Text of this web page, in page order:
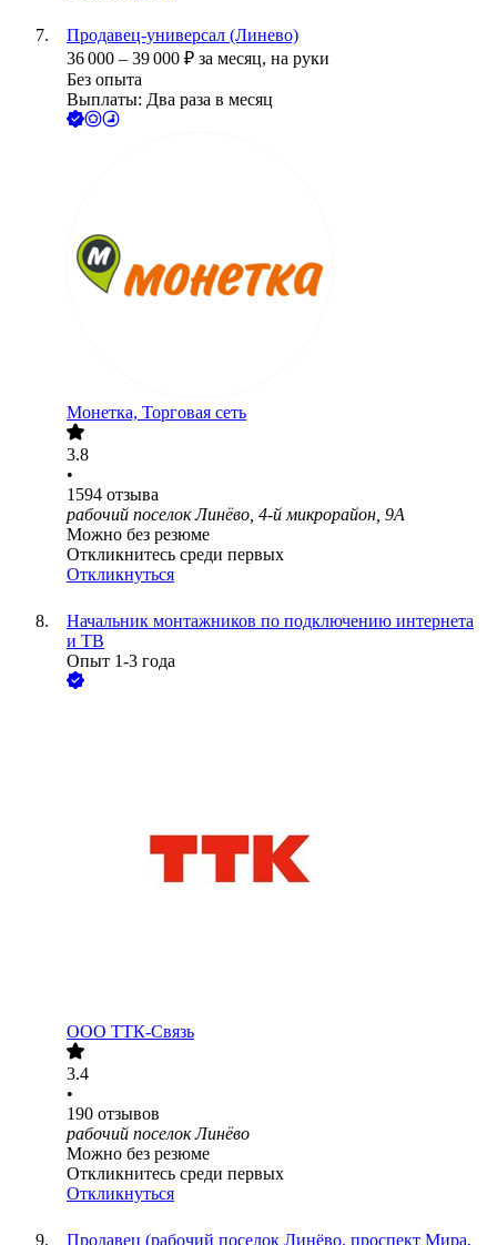
Продавец-универсал (Линево)
36 000 – 39 000 ₽ за месяц, на руки
Без опыта
Выплаты: Два раза в месяц
Монетка, Торговая сеть
3.8
•
1594 отзыва
рабочий поселок Линёво, 4-й микрорайон, 9А
Можно без резюме
Откликнитесь среди первых
Откликнуться
Начальник монтажников по подключению интернета
и ТВ
Опыт 1-3 года
ООО ТТК-Связь
3.4
•
190 отзывов
рабочий поселок Линёво
Можно без резюме
Откликнитесь среди первых
Откликнуться
Продавец (рабочий поселок Линёво, проспект Мира,